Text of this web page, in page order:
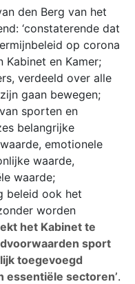
den Berg van het
‘constaterende dat
op corona
Kabinet en Kamer;
verdeeld over alle
gaan bewegen;
sporten en
belangrijke
emotionele
waarde,
waarde;
beleid ook het
worden
het Kabinet te
sport
toegevoegd
essentiële sectoren’.